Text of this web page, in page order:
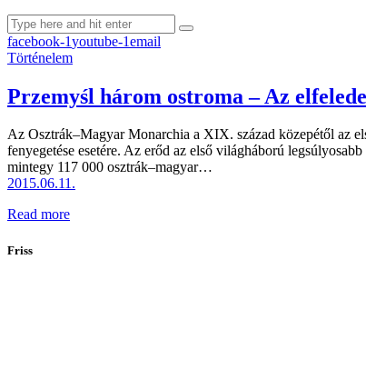
facebook-1youtube-1email
Történelem
Przemyśl három ostroma – Az
Az Osztrák–Magyar Monarchia a XIX. század közepétől az
fenyegetése esetére. Az erőd az első világháború
mintegy 117 000 osztrák–magyar…
2015.06.11.
Read more
Friss